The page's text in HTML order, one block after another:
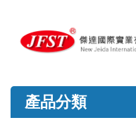
產品分類